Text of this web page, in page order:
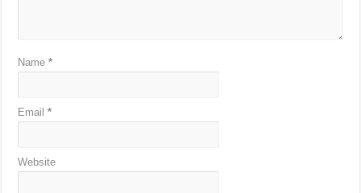
Name*
Email*
Website